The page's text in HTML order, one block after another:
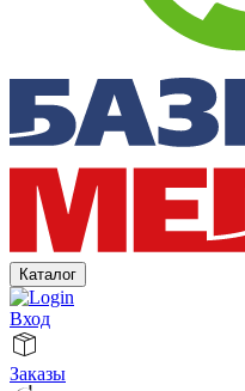
Каталог
Вход
Заказы